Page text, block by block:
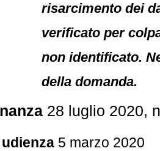
risarcimento dei
verificato per
non identificato.
della domanda.
28 luglio 2020,
udienza 5 marzo 2020